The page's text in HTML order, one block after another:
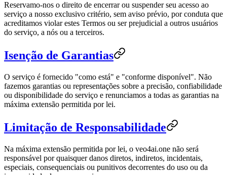
Reservamo-nos o direito de encerrar ou suspender seu acesso ao
serviço a nosso exclusivo critério, sem aviso prévio, por conduta que
acreditamos violar estes Termos ou ser prejudicial a outros usuários
do serviço, a nós ou a terceiros.
Isenção de Garantias
O serviço é fornecido "como está" e "conforme disponível". Não
fazemos garantias ou representações sobre a precisão, confiabilidade
ou disponibilidade do serviço e renunciamos a todas as garantias na
máxima extensão permitida por lei.
Limitação de Responsabilidade
Na máxima extensão permitida por lei, o veo4ai.one não será
responsável por quaisquer danos diretos, indiretos, incidentais,
especiais, consequenciais ou punitivos decorrentes do uso ou da